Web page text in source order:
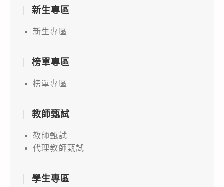
2
「笑
危
知
少」
影
片
新生專區
新生專區
榜單專區
榜單專區
教師甄試
教師甄試
代理教師甄試
學生專區